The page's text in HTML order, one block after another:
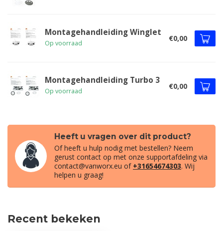
Montagehandleiding Winglet
Op voorraad
€0,00
Montagehandleiding Turbo 3
Op voorraad
€0,00
Heeft u vragen over dit product?
Of heeft u hulp nodig met bestellen? Neem
gerust contact op met onze supportafdeling via
contact@vanworx.eu of +31654674303. Wij
helpen u graag!
Recent bekeken